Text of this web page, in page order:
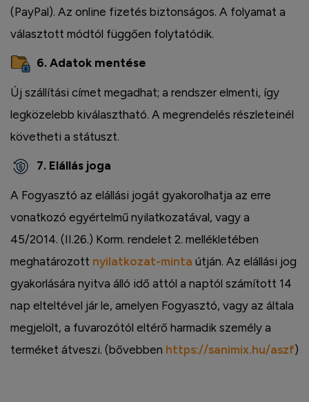
(PayPal). Az online fizetés biztonságos. A folyamat a
választott módtól függően folytatódik.
6. Adatok mentése
Új szállítási címet megadhat; a rendszer elmenti, így
legközelebb kiválasztható. A megrendelés részleteinél
követheti a státuszt.
7. Elállás joga
A Fogyasztó az elállási jogát gyakorolhatja az erre
vonatkozó egyértelmű nyilatkozatával, vagy a
45/2014. (II.26.) Korm. rendelet 2. mellékletében
meghatározott nyilatkozat-minta útján. Az elállási jog
gyakorlására nyitva álló idő attól a naptól számított 14
nap elteltével jár le, amelyen Fogyasztó, vagy az általa
megjelölt, a fuvarozótól eltérő harmadik személy a
terméket átveszi. (bővebben https://sanimix.hu/aszf)